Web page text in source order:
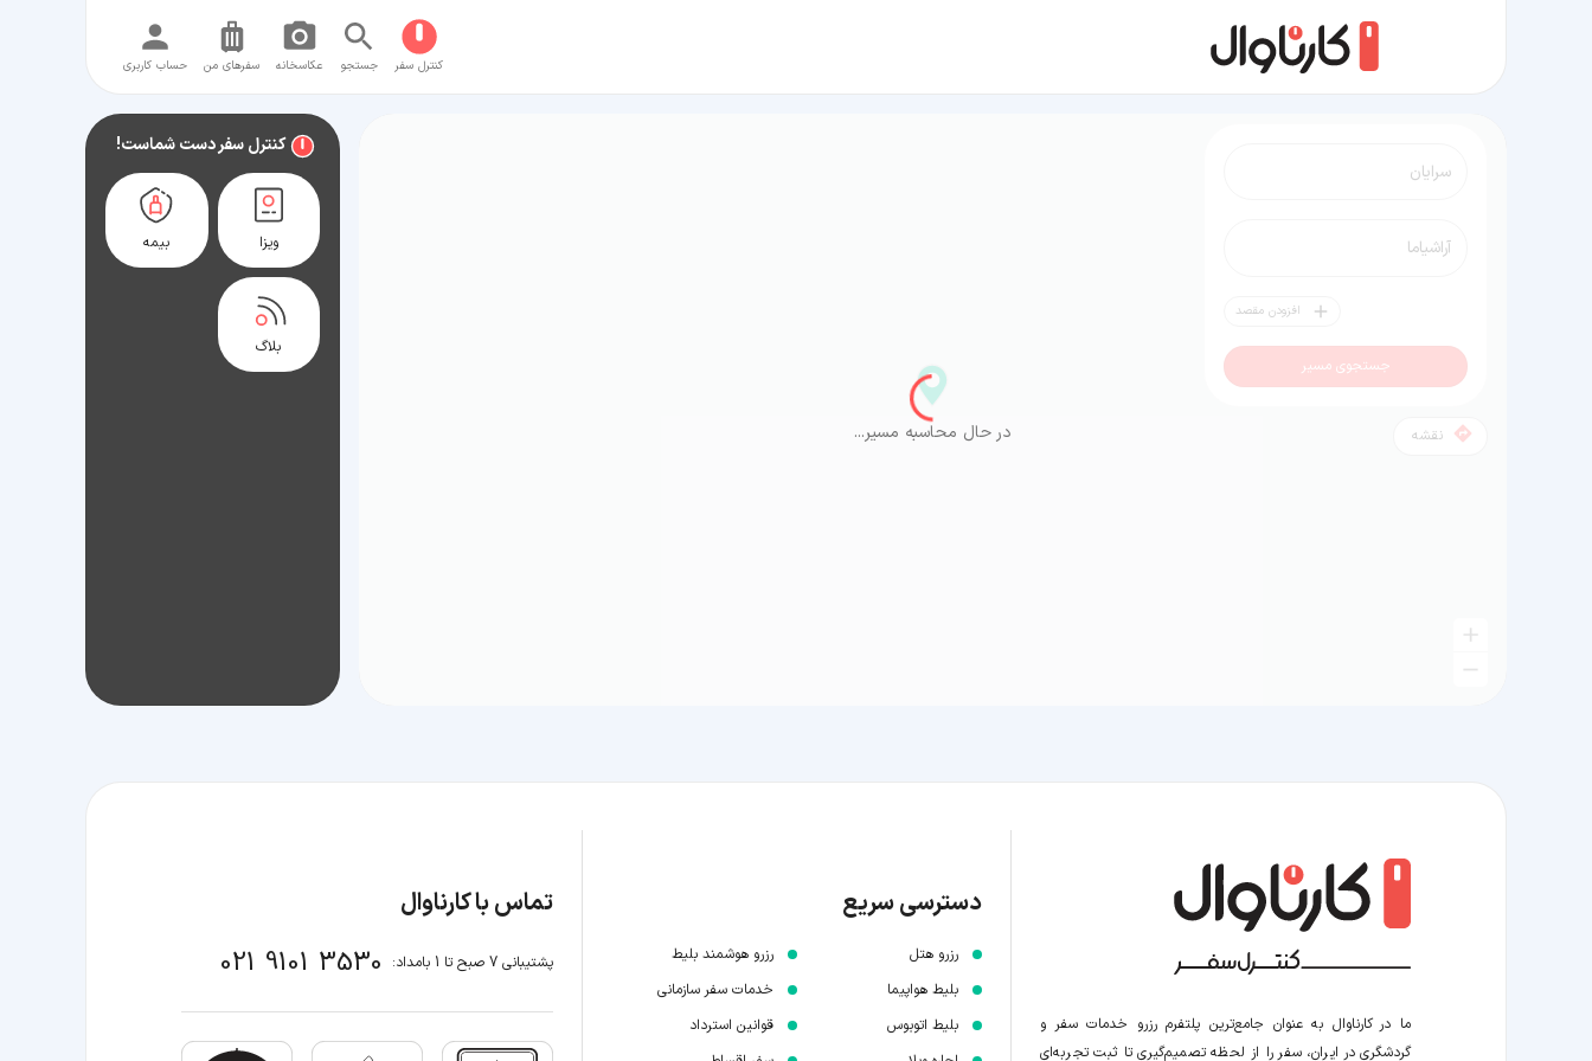
کنترل سفر جستجو عکاسخانه سفر‌های من حساب کاربری
افزودن مقصد
جستجوی مسیر
نقشه در حال محاسبه مسیر...
کنترل سفر دست شماست!
ویزا بیمه
بلاگ
ما در کارناوال به عنوان جامع‌ترین پلتفرم رزرو خدمات سفر و
گردشگری در ایران، سفر را از لحظه‌ تصمیم‌گیری تا ثبت تجربه‌ای
دسترسی سریع
رزرو هتل
بلیط هواپیما
بلیط اتوبوس
رزرو هوشمند بلیط
خدمات سفر سازمانی
قوانین استرداد
تماس با کارناوال
پشتیبانی 7 صبح تا 1 بامداد: 021 9101 3530